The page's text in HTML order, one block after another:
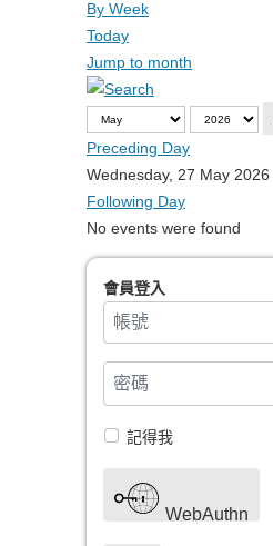
By Week
Today
Jump to month
Preceding Day
Wednesday, 27 May 2026
Following Day
No events were found
會員登入
帳號
密碼
記得我
WebAuthn